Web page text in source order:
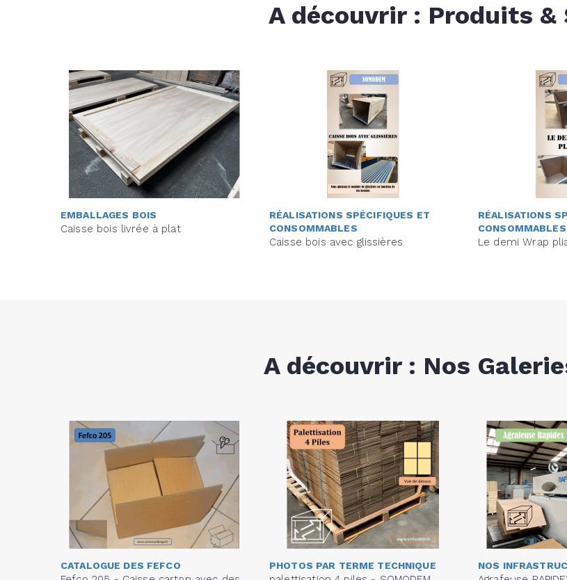
A découvrir : Produits &
EMBALLAGES BOIS
Caisse bois livrée à plat
RÉALISATIONS SPÉCIFIQUES ET
CONSOMMABLES
Caisse bois avec glissières
RÉALISATIONS
CONSOMMABLES
Le demi Wrap
A découvrir : Nos
CATALOGUE DES FEFCO PHOTOS PAR TERME TECHNIQUE NOS